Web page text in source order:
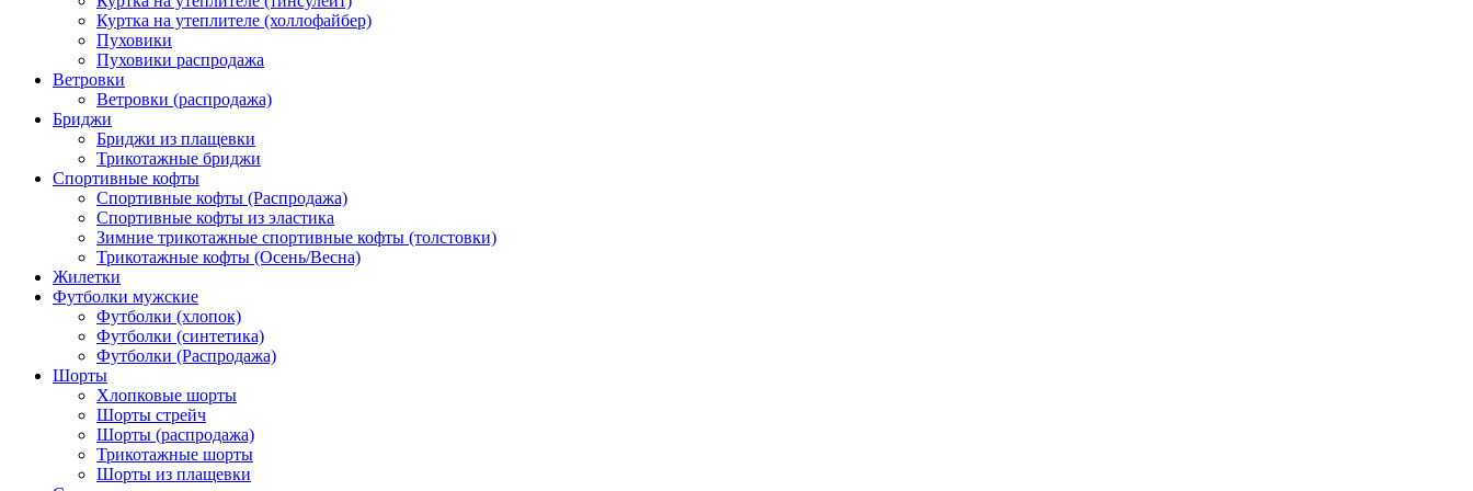
Куртка на утеплителе (холлофайбер)
Пуховики
Пуховики распродажа
Ветровки
Ветровки (распродажа)
Бриджи
Бриджи из плащевки
Трикотажные бриджи
Спортивные кофты
Спортивные кофты (Распродажа)
Спортивные кофты из эластика
Зимние трикотажные спортивные кофты (толстовки)
Трикотажные кофты (Осень/Весна)
Жилетки
Футболки мужские
Футболки (хлопок)
Футболки (синтетика)
Футболки (Распродажа)
Шорты
Хлопковые шорты
Шорты стрейч
Шорты (распродажа)
Трикотажные шорты
Шорты из плащевки